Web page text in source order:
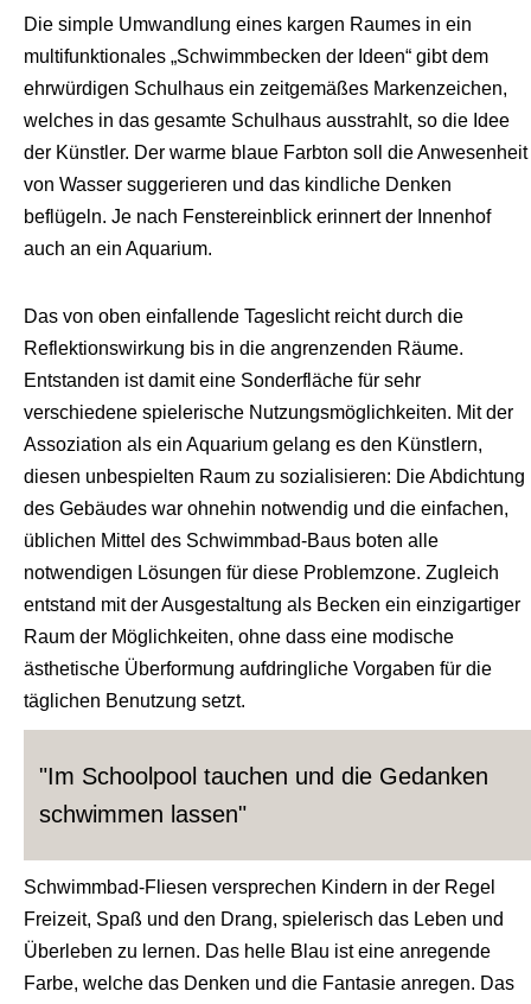
Die simple Umwandlung eines kargen Raumes in ein
multifunktionales „Schwimmbecken der Ideen“ gibt dem
ehrwürdigen Schulhaus ein zeitgemäßes Markenzeichen,
welches in das gesamte Schulhaus ausstrahlt, so die Idee
der Künstler. Der warme blaue Farbton soll die Anwesenheit
von Wasser suggerieren und das kindliche Denken
beflügeln. Je nach Fenstereinblick erinnert der Innenhof
auch an ein Aquarium.
Das von oben einfallende Tageslicht reicht durch die
Reflektionswirkung bis in die angrenzenden Räume.
Entstanden ist damit eine Sonderfläche für sehr
verschiedene spielerische Nutzungsmöglichkeiten. Mit der
Assoziation als ein Aquarium gelang es den Künstlern,
diesen unbespielten Raum zu sozialisieren: Die Abdichtung
des Gebäudes war ohnehin notwendig und die einfachen,
üblichen Mittel des Schwimmbad-Baus boten alle
notwendigen Lösungen für diese Problemzone. Zugleich
entstand mit der Ausgestaltung als Becken ein einzigartiger
Raum der Möglichkeiten, ohne dass eine modische
ästhetische Überformung aufdringliche Vorgaben für die
täglichen Benutzung setzt.
"Im Schoolpool tauchen und die Gedanken
schwimmen lassen"
Schwimmbad-Fliesen versprechen Kindern in der Regel
Freizeit, Spaß und den Drang, spielerisch das Leben und
Überleben zu lernen. Das helle Blau ist eine anregende
Farbe, welche das Denken und die Fantasie anregen. Das